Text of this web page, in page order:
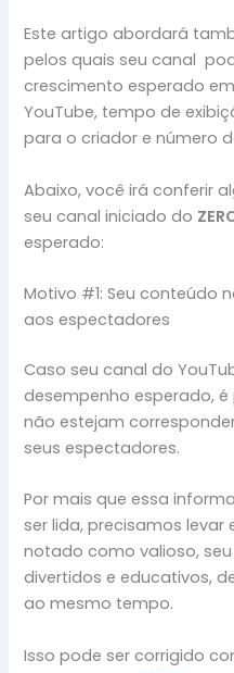
Este artigo abordará
pelos quais seu canal
crescimento esperado
YouTube, tempo de
para o criador e número
Abaixo, você irá conferir
seu canal iniciado do
esperado:
Motivo #1: Seu conteúdo
aos espectadores
Caso seu canal do
desempenho esperado,
não estejam
seus espectadores.
Por mais que essa
ser lida, precisamos
notado como valioso,
divertidos e educativos,
ao mesmo tempo.
Isso pode ser corrigido